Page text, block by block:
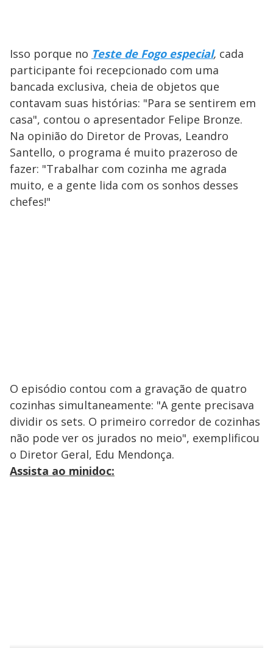
Isso porque no Teste de Fogo especial, cada
participante foi recepcionado com uma
bancada exclusiva, cheia de objetos que
contavam suas histórias: "Para se sentirem em
casa", contou o apresentador Felipe Bronze.
Na opinião do Diretor de Provas, Leandro
Santello, o programa é muito prazeroso de
fazer: "Trabalhar com cozinha me agrada
muito, e a gente lida com os sonhos desses
chefes!"
O episódio contou com a gravação de quatro
cozinhas simultaneamente: "A gente precisava
dividir os sets. O primeiro corredor de cozinhas
não pode ver os jurados no meio", exemplificou
o Diretor Geral, Edu Mendonça.
Assista ao minidoc: